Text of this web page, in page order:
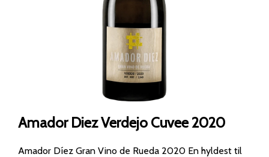
Amador Diez Verdejo Cuvee 2020
Amador Díez Gran Vino de Rueda 2020 En hyldest til